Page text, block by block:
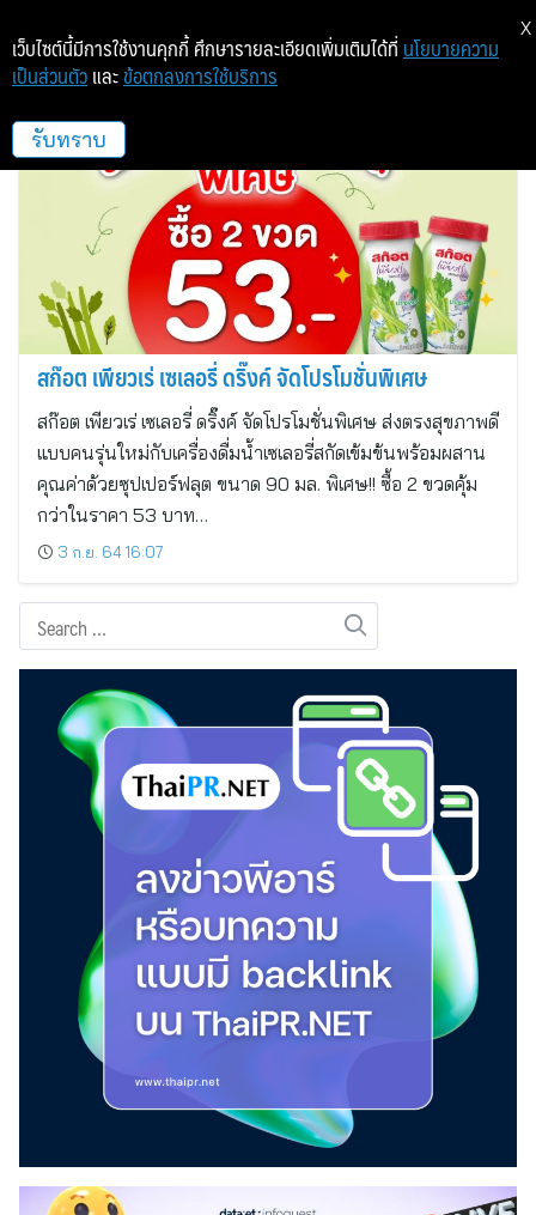
สก๊อต เพียวเร่
สก๊อต เพียวเร่ เซเลอรี่ ดริ๊งค์ จัดโปรโมชั่นพิเศษ
สก๊อต เพียวเร่ เซเลอรี่ ดริ๊งค์ จัดโปรโมชั่นพิเศษ ส่งตรงสุขภาพดี
แบบคนรุ่นใหม่กับเครื่องดื่มน้ำเซเลอรี่สกัดเข้มข้นพร้อมผสาน
คุณค่าด้วยซุปเปอร์ฟลุต ขนาด 90 มล. พิเศษ!! ซื้อ 2 ขวดคุ้ม
กว่าในราคา 53 บาท…
3 ก.ย. 64 16:07
เว็บไซต์นี้มีการใช้งานคุกกี้ ศึกษารายละเอียดเพิ่มเติมได้ที่ นโยบายความ
เป็นส่วนตัว และ ข้อตกลงการใช้บริการ
รับทราบ
X